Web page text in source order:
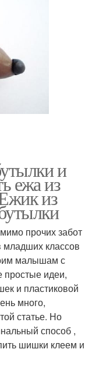
и
ежа из
из
прочих забот
младших классов
малышам с
простые идеи,
и пластиковой
много,
статье. Но
способ ,
шишки клеем и